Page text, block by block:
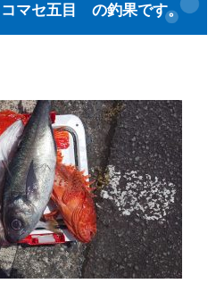
セ五目 の釣果です。